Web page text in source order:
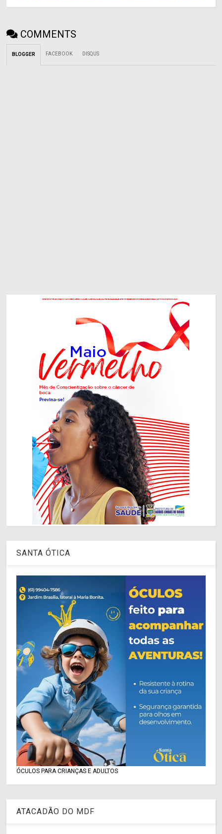
COMMENTS
BLOGGER FACEBOOK DISQUS
SANTA ÓTICA
ÓCULOS PARA CRIANÇAS E ADULTOS
ATACADÃO DO MDF